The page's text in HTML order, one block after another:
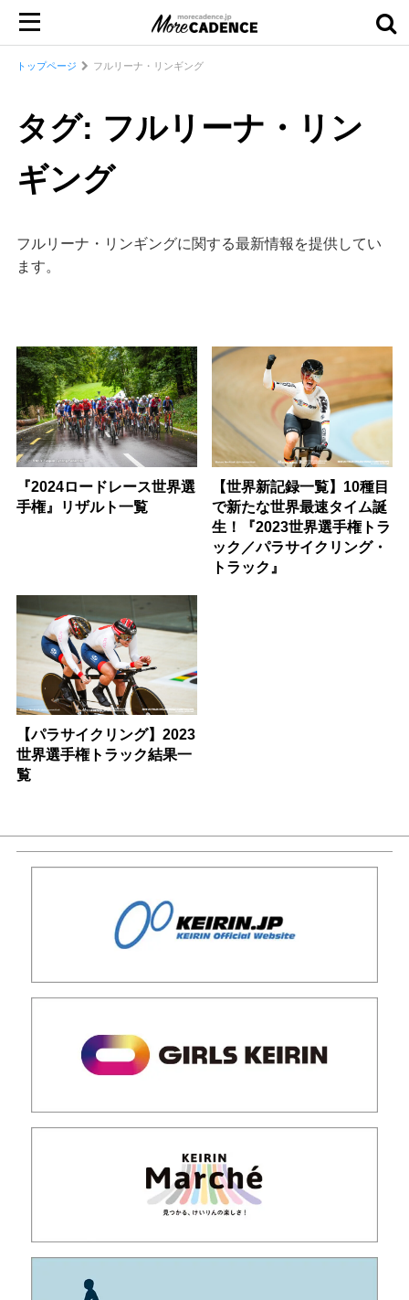
トップページ フルリーナ・リンギング
タグ: フルリーナ・リン
ギング
フルリーナ・リンギングに関する最新情報を提供してい
ます。
『2024ロードレース世界選
手権』リザルト一覧
【世界新記録一覧】10種目
で新たな世界最速タイム誕
生！『2023世界選手権トラ
ック／パラサイクリング・
トラック』
【パラサイクリング】2023
世界選手権トラック結果一
覧